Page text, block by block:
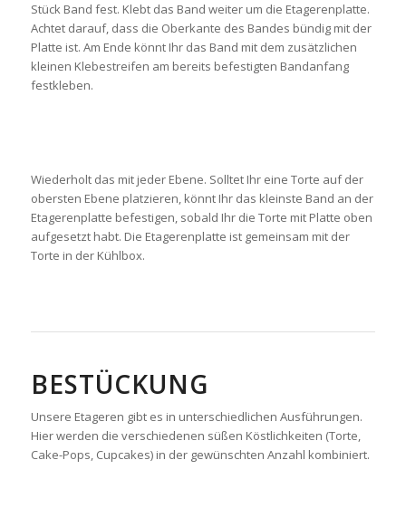
Stück Band fest. Klebt das Band weiter um die Etagerenplatte.
Achtet darauf, dass die Oberkante des Bandes bündig mit der
Platte ist. Am Ende könnt Ihr das Band mit dem zusätzlichen
kleinen Klebestreifen am bereits befestigten Bandanfang
festkleben.
Wiederholt das mit jeder Ebene. Solltet Ihr eine Torte auf der
obersten Ebene platzieren, könnt Ihr das kleinste Band an der
Etagerenplatte befestigen, sobald Ihr die Torte mit Platte oben
aufgesetzt habt. Die Etagerenplatte ist gemeinsam mit der
Torte in der Kühlbox.
BESTÜCKUNG
Unsere Etageren gibt es in unterschiedlichen Ausführungen.
Hier werden die verschiedenen süßen Köstlichkeiten (Torte,
Cake-Pops, Cupcakes) in der gewünschten Anzahl kombiniert.